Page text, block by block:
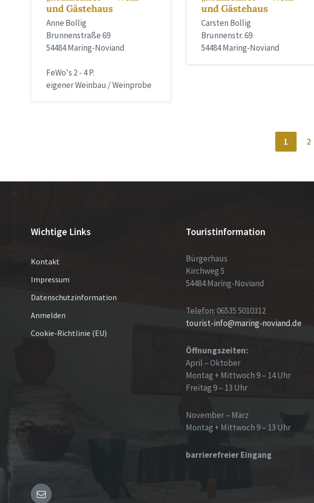
und Gästehaus
Anne Bollig
Brunnenstraße 69
54484 Maring-Noviand
FeWo's 2 - 4 P.
eigener Weinbau / Weinprobe
und Gästehaus
Carsten Bollig
Brunnenstr. 69
54484 Maring-Noviand
Beiträge
1 2
Wichtige Links
Kontakt
Impressum
Datenschutzinformation
Anmelden
Cookie-Richtlinie (EU)
Touristinformation
Bürgerhaus
Kirchweg 5
54484 Maring-Noviand
Telefon: 06535 5010312
tourist-info@maring-noviand.de
Öffnungszeiten:
April – Oktober
Montag + Mittwoch 9 – 14 Uhr
Freitag 9 – 13 Uhr
November – März
Montag + Mittwoch 9 – 13 Uhr
barrierefreier Eingang
E-